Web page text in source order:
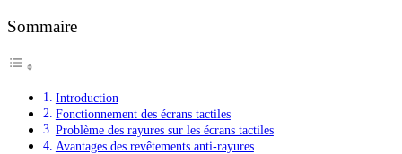
Sommaire
Introduction
Fonctionnement des écrans tactiles
Problème des rayures sur les écrans tactiles
Avantages des revêtements anti-rayures